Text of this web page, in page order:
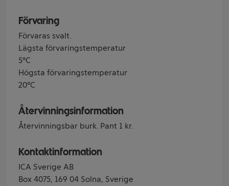
Förvaring
Förvaras svalt.
Lägsta förvaringstemperatur
5°C
Högsta förvaringstemperatur
20°C
Återvinningsinformation
Återvinningsbar burk. Pant 1 kr.
Kontaktinformation
ICA Sverige AB
Box 4075, 169 04 Solna, Sverige